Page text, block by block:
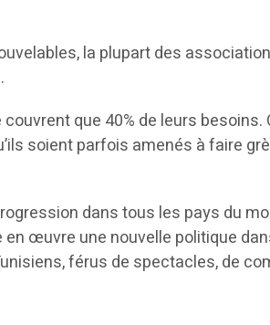
la plupart des
que 40% de leurs besoins.
soient parfois amenés à faire
dans tous les pays du
œuvre une nouvelle politique
férus de spectacles, de